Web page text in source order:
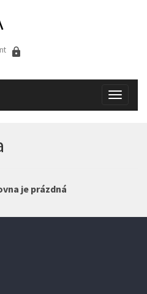
Toggle
je prázdná